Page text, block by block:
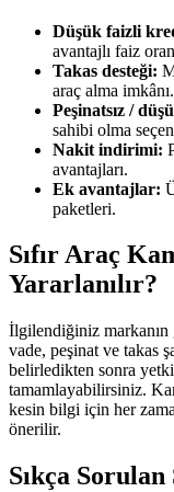
Düşük faizli
avantajlı faiz
Takas desteği:
araç alma imkânı.
Peşinatsız /
sahibi olma
Nakit indirimi:
avantajları.
Ek avantajlar:
paketleri.
Sıfır Araç
Yararlanılır?
İlgilendiğiniz markanın
vade, peşinat ve takas
belirledikten sonra
tamamlayabilirsiniz.
kesin bilgi için her
önerilir.
Sıkça